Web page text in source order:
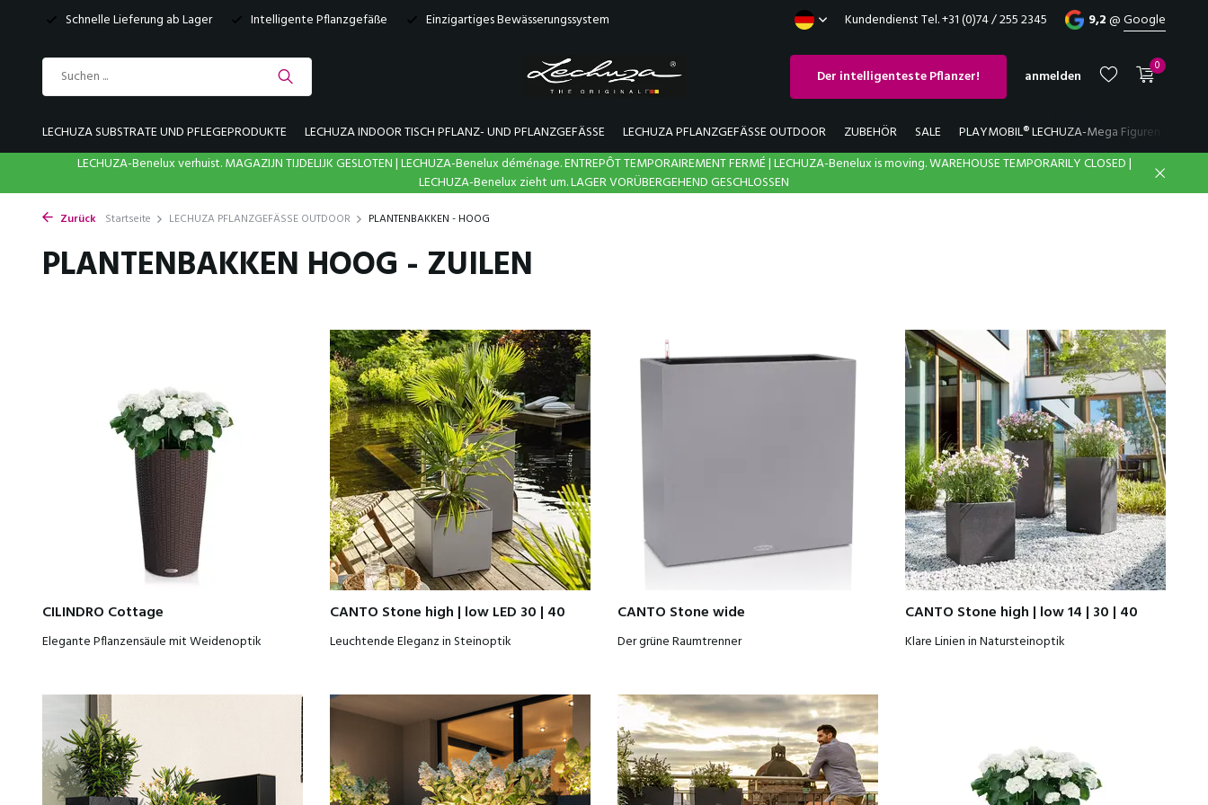
Schnelle Lieferung ab Lager Intelligente Pflanzgefäße Einzigartiges Bewässerungssystem Kundendienst Tel. +31 (0)74 / 255 2345 9,2@Google
Der intelligenteste Pflanzer! anmelden
0
LECHUZA SUBSTRATE UND PFLEGEPRODUKTE LECHUZA INDOOR TISCH PFLANZ- UND PFLANZGEFÄSSE LECHUZA PFLANZGEFÄSSE OUTDOOR ZUBEHÖR SALE PLAYMOBIL® LECHUZA-Mega Figuren
LECHUZA-Benelux verhuist. MAGAZIJN TIJDELIJK GESLOTEN | LECHUZA-Benelux déménage. ENTREPÔT TEMPORAIREMENT FERMÉ | LECHUZA-Benelux is moving. WAREHOUSE TEMPORARILY CLOSED |
LECHUZA-Benelux zieht um. LAGER VORÜBERGEHEND GESCHLOSSEN
Zurück Startseite LECHUZA PFLANZGEFÄSSE OUTDOOR PLANTENBAKKEN - HOOG
PLANTENBAKKEN HOOG - ZUILEN
CILINDRO Cottage
Elegante Pflanzensäule mit Weidenoptik
CANTO Stone high | low LED 30 | 40
Leuchtende Eleganz in Steinoptik
CANTO Stone wide
Der grüne Raumtrenner
CANTO Stone high | low 14 | 30 | 40
Klare Linien in Natursteinoptik